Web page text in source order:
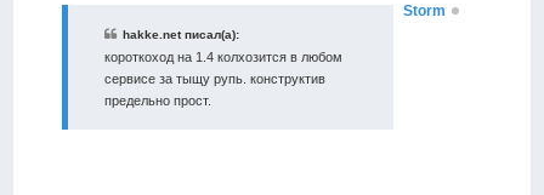
hakke.net писал(а):
короткоход на 1.4 колхозится в любом
сервисе за тыщу рупь. конструктив
предельно прост.
Storm